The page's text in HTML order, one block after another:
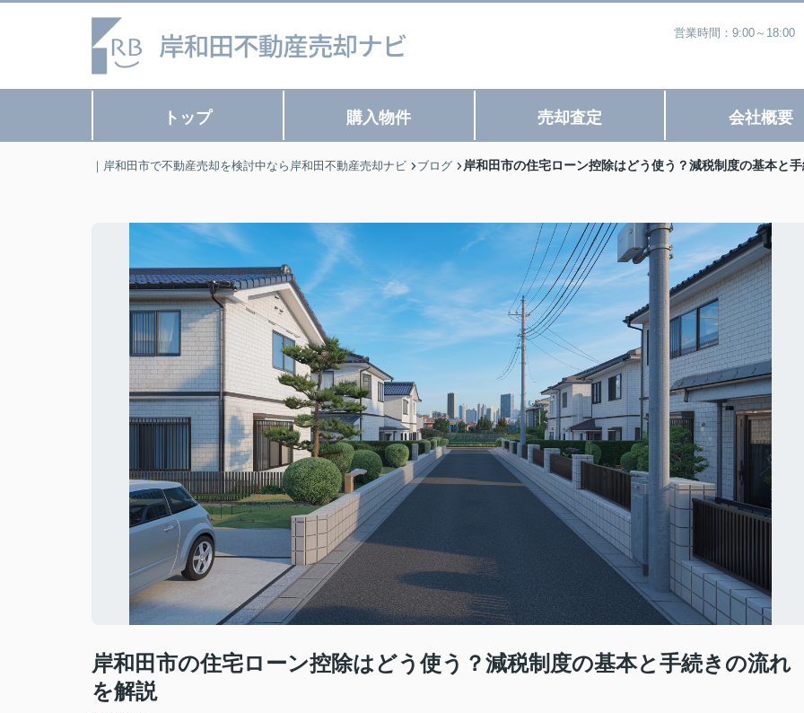
営業時間：9:00～18:00
トップ 購入物件 売却査定 会社概要
｜岸和田市で不動産売却を検討中なら岸和田不動産売却ナビ ブログ 岸和田市の住宅ローン控除はどう使う？減税制度の基本と
岸和田市の住宅ローン控除はどう使う？減税制度の基本と手続きの流れ
を解説